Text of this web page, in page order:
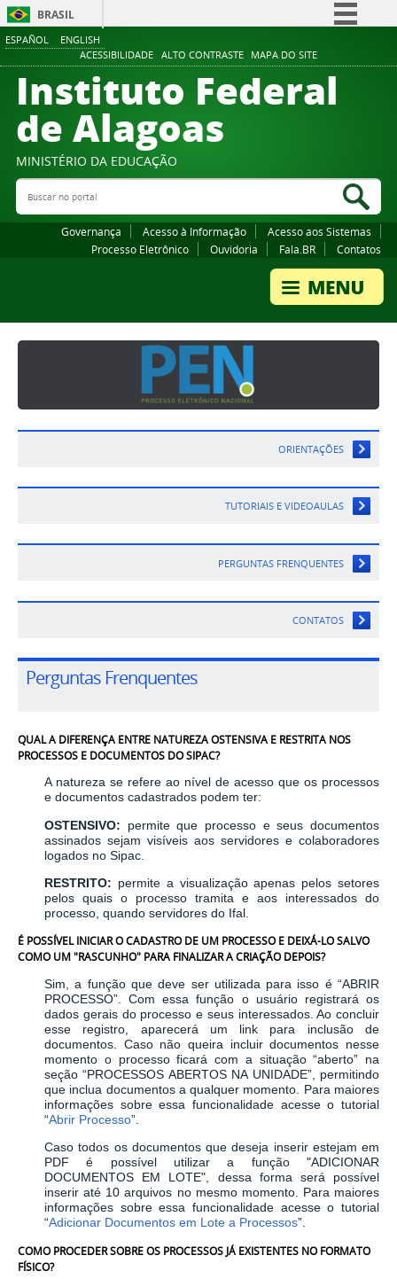
ESPAÑOL ENGLISH
ACESSIBILIDADE ALTO CONTRASTE MAPA DO SITE
BRASIL
Comunica BR
Participe
Canais
Instituto Federal
de Alagoas
MINISTÉRIO DA EDUCAÇÃO
Buscar no portal
Governança Acesso à Informação
Acesso aos Sistemas
Processo Eletrônico
Ouvidoria Fala.BR Contatos
ORIENTAÇÕES
TUTORIAIS E VIDEOAULAS
PERGUNTAS FRENQUENTES
CONTATOS
Perguntas Frenquentes
QUAL A DIFERENÇA ENTRE NATUREZA OSTENSIVA E RESTRITA NOS
PROCESSOS E DOCUMENTOS DO SIPAC?
A natureza se refere ao nível de acesso que os processos
e documentos cadastrados podem ter:
OSTENSIVO: permite que processo e seus documentos
assinados sejam visíveis aos servidores e colaboradores
logados no Sipac.
RESTRITO: permite a visualização apenas pelos setores
pelos quais o processo tramita e aos interessados do
processo, quando servidores do Ifal.
É POSSÍVEL INICIAR O CADASTRO DE UM PROCESSO E DEIXÁ-LO SALVO
COMO UM "RASCUNHO" PARA FINALIZAR A CRIAÇÃO DEPOIS?
Sim, a função que deve ser utilizada para isso é “ABRIR
PROCESSO”. Com essa função o usuário registrará os
dados gerais do processo e seus interessados. Ao concluir
esse registro, aparecerá um link para inclusão de
documentos. Caso não queira incluir documentos nesse
momento o processo ficará com a situação “aberto” na
seção “PROCESSOS ABERTOS NA UNIDADE”, permitindo
que inclua documentos a qualquer momento. Para maiores
informações sobre essa funcionalidade acesse o tutorial
“Abrir Processo”.
Caso todos os documentos que deseja inserir estejam em
PDF é possível utilizar a função "ADICIONAR
DOCUMENTOS EM LOTE", dessa forma será possível
inserir até 10 arquivos no mesmo momento. Para maiores
informações sobre essa funcionalidade acesse o tutorial
“Adicionar Documentos em Lote a Processos”.
COMO PROCEDER SOBRE OS PROCESSOS JÁ EXISTENTES NO FORMATO
FÍSICO?